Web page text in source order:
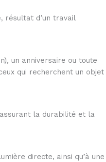
résultat d’un travail
un anniversaire ou toute
qui recherchent un objet
la durabilité et la
directe, ainsi qu’à une